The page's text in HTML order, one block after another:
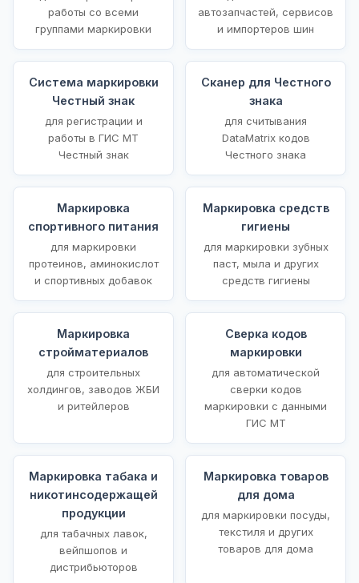
работы со всеми
группами маркировки
автозапчастей, сервисов
и импортеров шин
Система маркировки
Честный знак
для регистрации и
работы в ГИС МТ
Честный знак
Сканер для Честного
знака
для считывания
DataMatrix кодов
Честного знака
Маркировка
спортивного питания
для маркировки
протеинов, аминокислот
и спортивных добавок
Маркировка средств
гигиены
для маркировки зубных
паст, мыла и других
средств гигиены
Маркировка
стройматериалов
для строительных
холдингов, заводов ЖБИ
и ритейлеров
Сверка кодов
маркировки
для автоматической
сверки кодов
маркировки с данными
ГИС МТ
Маркировка табака и
никотинсодержащей
продукции
для табачных лавок,
вейпшопов и
дистрибьюторов
Маркировка товаров
для дома
для маркировки посуды,
текстиля и других
товаров для дома